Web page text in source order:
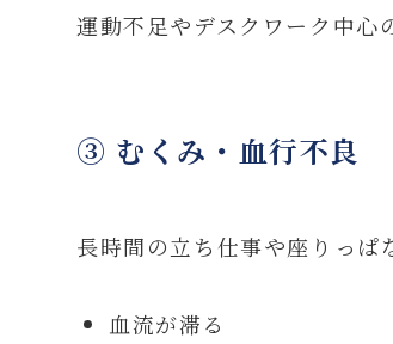
運動不足やデスクワーク中心
③ むくみ・血行不良
長時間の立ち仕事や座りっぱ
血流が滞る